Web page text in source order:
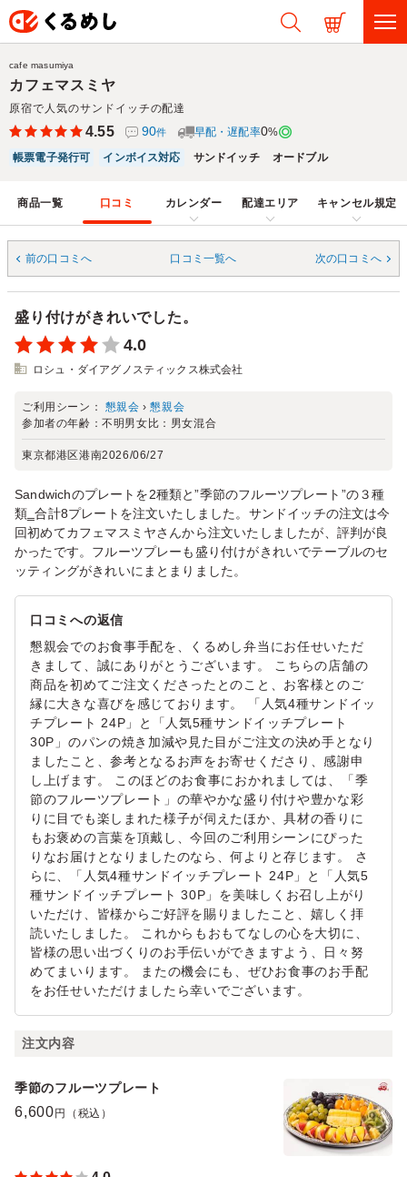
カフェマスミヤ
原宿で人気のサンドイッチの配達
cafe masumiya
4.55 90件 早配・遅配率0%
帳票電子発行可
インボイス対応 サンドイッチ オードブル
商品一覧 口コミ カレンダー 配達エリア キャンセル規定
前の口コミへ 口コミ一覧へ 次の口コミへ
盛り付けがきれいでした。
4.0
ロシュ・ダイアグノスティックス株式会社
ご利用シーン： 懇親会 ›懇親会
参加者の年齢：不明 男女比： 男女混合
東京都港区港南2026/06/27
Sandwichのプレートを2種類と”季節のフルーツプレート”の３種
類‗合計8プレートを注文いたしました。サンドイッチの注文は今
回初めてカフェマスミヤさんから注文いたしましたが、評判が良
かったです。フルーツプレーも盛り付けがきれいでテーブルのセ
ッティングがきれいにまとまりました。
口コミへの返信
懇親会でのお食事手配を、くるめし弁当にお任せいただ
きまして、誠にありがとうございます。 こちらの店舗の
商品を初めてご注文くださったとのこと、お客様とのご
縁に大きな喜びを感じております。 「人気4種サンドイッ
チプレート 24P」と「人気5種サンドイッチプレート
30P」のパンの焼き加減や見た目がご注文の決め手となり
ましたこと、参考となるお声をお寄せくださり、感謝申
し上げます。 このほどのお食事におかれましては、「季
節のフルーツプレート」の華やかな盛り付けや豊かな彩
りに目でも楽しまれた様子が伺えたほか、具材の香りに
もお褒めの言葉を頂戴し、今回のご利用シーンにぴった
りなお届けとなりましたのなら、何よりと存じます。 さ
らに、「人気4種サンドイッチプレート 24P」と「人気5
種サンドイッチプレート 30P」を美味しくお召し上がり
いただけ、皆様からご好評を賜りましたこと、嬉しく拝
読いたしました。 これからもおもてなしの心を大切に、
皆様の思い出づくりのお手伝いができますよう、日々努
めてまいります。 またの機会にも、ぜひお食事のお手配
をお任せいただけましたら幸いでございます。
注文内容
季節のフルーツプレート
6,600 円（税込）